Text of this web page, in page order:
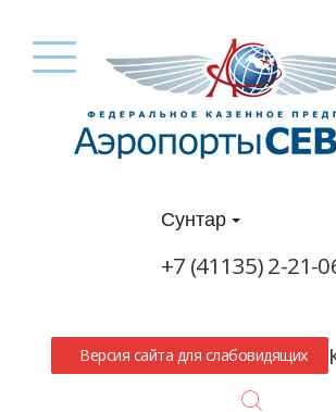
Сунтар
+7 (41135) 2-21-
Версия сайта для слабовидящих